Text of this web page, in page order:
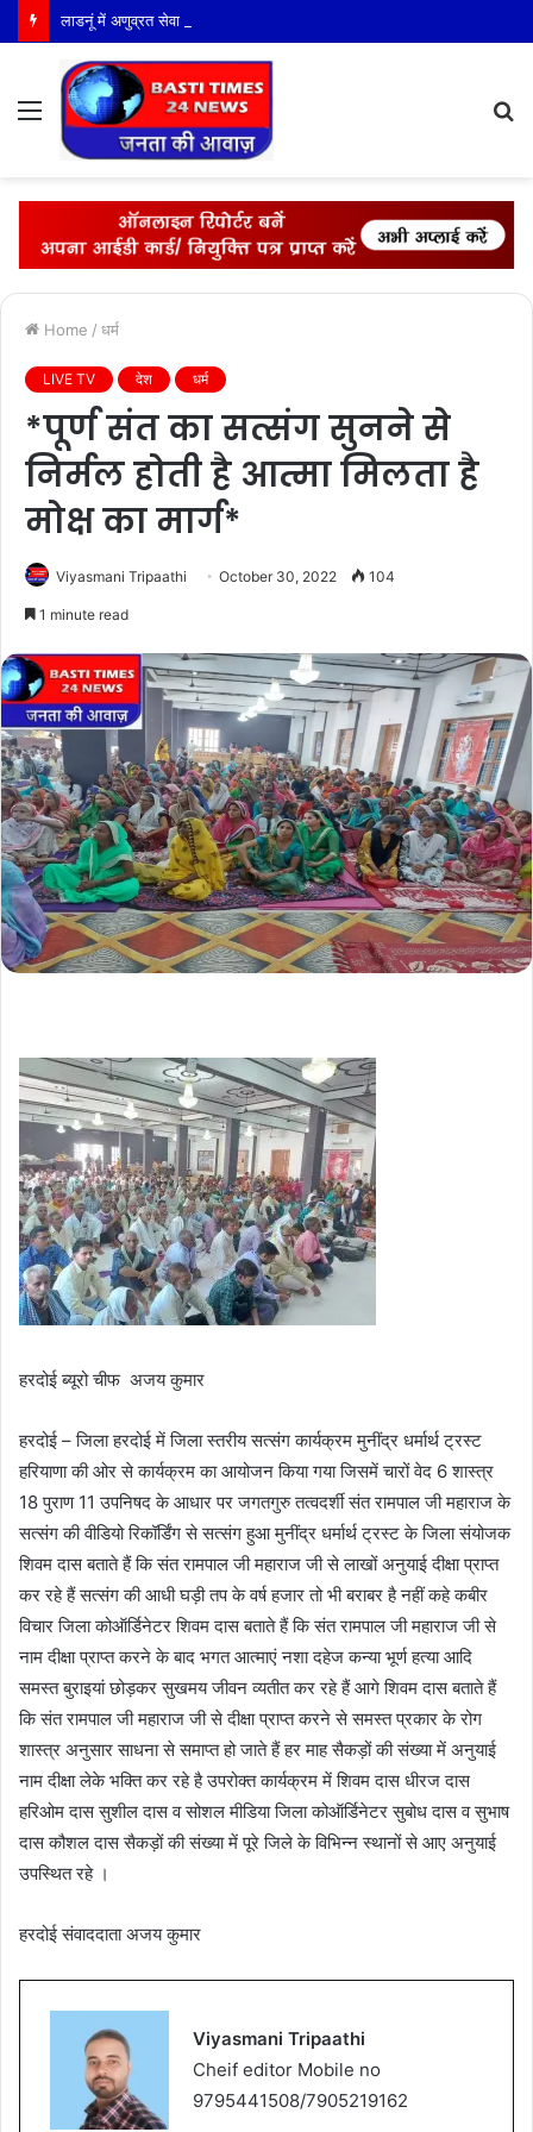
Menu
Home / धर्म
LIVE TV देश धर्म
*पूर्ण संत का सत्संग सुनने से
निर्मल होती है आत्मा मिलता है
मोक्ष का मार्ग*
Viyasmani Tripaathi October 30, 2022 104
1 minute read
हरदोई ब्यूरो चीफ अजय कुमार
हरदोई – जिला हरदोई में जिला स्तरीय सत्संग कार्यक्रम मुनींद्र धर्मार्थ ट्रस्ट
हरियाणा की ओर से कार्यक्रम का आयोजन किया गया जिसमें चारों वेद 6 शास्त्र
18 पुराण 11 उपनिषद के आधार पर जगतगुरु तत्वदर्शी संत रामपाल जी महाराज के
सत्संग की वीडियो रिकॉर्डिंग से सत्संग हुआ मुनींद्र धर्मार्थ ट्रस्ट के जिला संयोजक
शिवम दास बताते हैं कि संत रामपाल जी महाराज जी से लाखों अनुयाई दीक्षा प्राप्त
कर रहे हैं सत्संग की आधी घड़ी तप के वर्ष हजार तो भी बराबर है नहीं कहे कबीर
विचार जिला कोऑर्डिनेटर शिवम दास बताते हैं कि संत रामपाल जी महाराज जी से
नाम दीक्षा प्राप्त करने के बाद भगत आत्माएं नशा दहेज कन्या भूर्ण हत्या आदि
समस्त बुराइयां छोड़कर सुखमय जीवन व्यतीत कर रहे हैं आगे शिवम दास बताते हैं
कि संत रामपाल जी महाराज जी से दीक्षा प्राप्त करने से समस्त प्रकार के रोग
शास्त्र अनुसार साधना से समाप्त हो जाते हैं हर माह सैकड़ों की संख्या में अनुयाई
नाम दीक्षा लेके भक्ति कर रहे है उपरोक्त कार्यक्रम में शिवम दास धीरज दास
हरिओम दास सुशील दास व सोशल मीडिया जिला कोऑर्डिनेटर सुबोध दास व सुभाष
दास कौशल दास सैकड़ों की संख्या में पूरे जिले के विभिन्न स्थानों से आए अनुयाई
उपस्थित रहे ।
हरदोई संवाददाता अजय कुमार
Viyasmani Tripaathi
Cheif editor Mobile no
9795441508/7905219162